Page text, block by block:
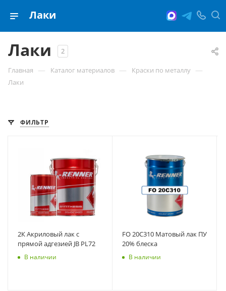
Лаки
Лаки 2
Главная — Каталог материалов — Краски по металлу —
Лаки
ФИЛЬТР
2К Акриловый лак с
прямой адгезией JB PL72
В наличии
FO 20C310 Матовый лак ПУ
20% блеска
В наличии